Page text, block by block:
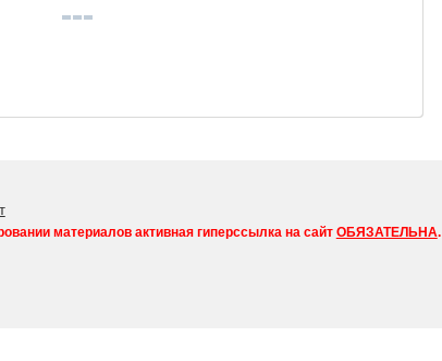
материалов активная гиперссылка на сайт ОБЯЗАТЕЛЬНА.